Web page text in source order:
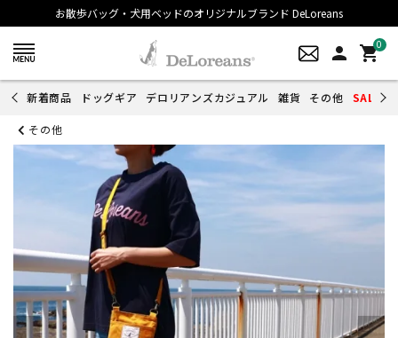
お散歩バッグ・犬用ベッドのオリジナルブランド DeLoreans
person 0
shopping_cart
新着商品 ドッグギア デロリアンズカジュアル 雑貨 その他 SALE
その他